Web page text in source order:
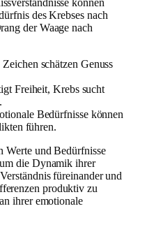
können
des Krebses nach
der Waage nach
schätzen Genuss
Freiheit, Krebs sucht
Bedürfnisse können
führen.
Werte und Bedürfnisse
die Dynamik ihrer
füreinander und
produktiv zu
ihrer emotionale